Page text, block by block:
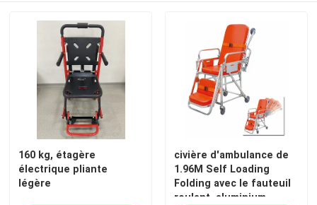
Chariot patient à transfert
Chariot à matériel médical
Civière mobile de secours
160 kg, étagère
électrique pliante
légère
civière d'ambulance de
1.96M Self Loading
Folding avec le fauteuil
roulant, aluminium